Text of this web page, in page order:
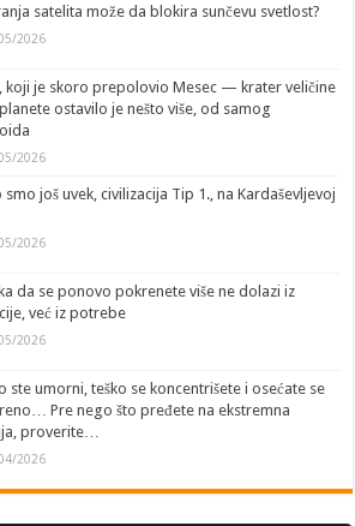
satelita može da blokira sunčevu svetlost?
2026
koji je skoro prepolovio Mesec — krater veličine
ostavilo je nešto više, od samog
2026
smo još uvek, civilizacija Tip 1., na Kardaševljevoj
2026
da se ponovo pokrenete više ne dolazi iz
već iz potrebe
2026
ste umorni, teško se koncentrišete i osećate se
Pre nego što pređete na ekstremna
proverite…
2026